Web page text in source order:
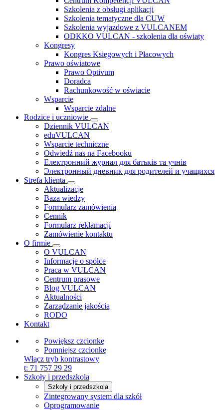
Szkolenia z obsługi aplikacji
Szkolenia tematyczne dla CUW
Szkolenia wyjazdowe z VULCANEM
ODKKO VULCAN - szkolenia dla oświaty
Kongresy
Kongres Księgowych i Płacowych
Prawo oświatowe
Prawo Optivum
Doradca
Rachunkowość w oświacie
Wsparcie
Wsparcie zdalne
Rodzice i uczniowie
Dziennik VULCAN
eduVULCAN
Wsparcie techniczne
Odwiedź nas na Facebooku
Електронний журнал для батьків та учнів
Электронный дневник для родителей и учащихся
Strefa klienta
Aktualizacje
Baza wiedzy
Formularz zamówienia
Cennik
Formularz reklamacji
Zamówienie kontaktu
O firmie
O VULCAN
Informacje o spółce
Praca w VULCAN
Centrum prasowe
Blog VULCAN
Aktualności
Zarządzanie jakością
RODO
Kontakt
Powiększ czcionkę
Pomniejsz czcionkę
Włącz tryb kontrastowy
t: 71 757 29 29
Szkoły i przedszkola
Szkoły i przedszkola
Zintegrowany system dla szkół
Oprogramowanie